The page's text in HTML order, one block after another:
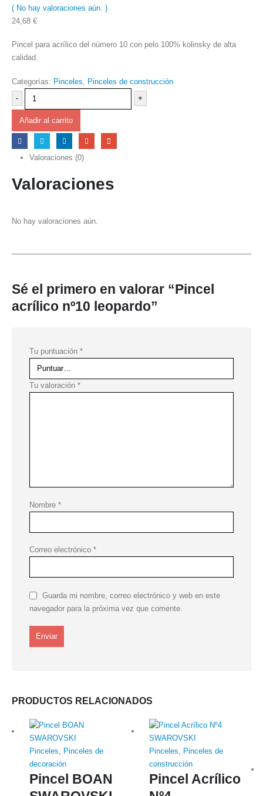
0 out of 5
( No hay valoraciones aún. )
24,68 €
Pincel para acrílico del número 10 con pelo 100% kolinsky de alta
calidad.
Categorías: Pinceles
Pinceles de construcción
-
+
Añadir al carrito
Valoraciones (0)
Valoraciones
No hay valoraciones aún.
Sé el primero en valorar “Pincel
acrílico nº10 leopardo”
Tu puntuación *
Tu valoración *
Nombre *
Correo electrónico *
Guarda mi nombre, correo electrónico y web en este
navegador para la próxima vez que comente.
PRODUCTOS RELACIONADOS
Pinceles
Pinceles de
decoración
Pincel BOAN
Pinceles
Pinceles de
construcción
Pincel Acrílico